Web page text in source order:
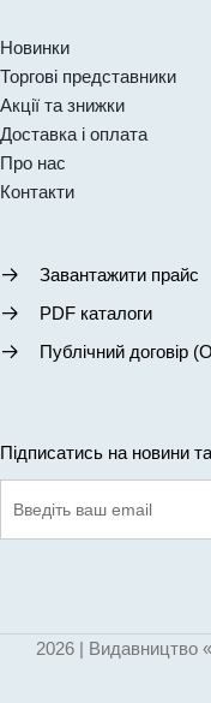
Новинки
Торгові представники
Акції та знижки
Доставка і оплата
Про нас
Контакти
Завантажити прайс
PDF каталоги
Публічний договір
Підписатись на новини
2026 | Видавництво